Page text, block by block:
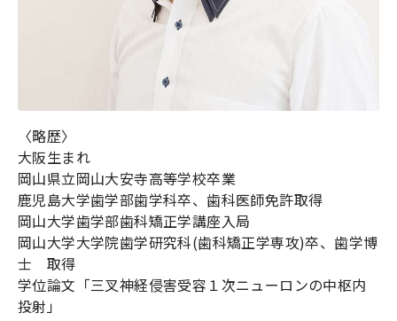
〈略歴〉
大阪生まれ
岡山県立岡山大安寺高等学校卒業
鹿児島大学歯学部歯学科卒、歯科医師免許取得
岡山大学歯学部歯科矯正学講座入局
岡山大学大学院歯学研究科(歯科矯正学専攻)卒、歯学博
士 取得
学位論文「三叉神経侵害受容１次ニューロンの中枢内
投射」